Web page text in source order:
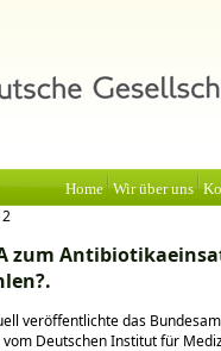
Home Wir über uns
zum
veröffentlichte das
vom Deutschen Institut für